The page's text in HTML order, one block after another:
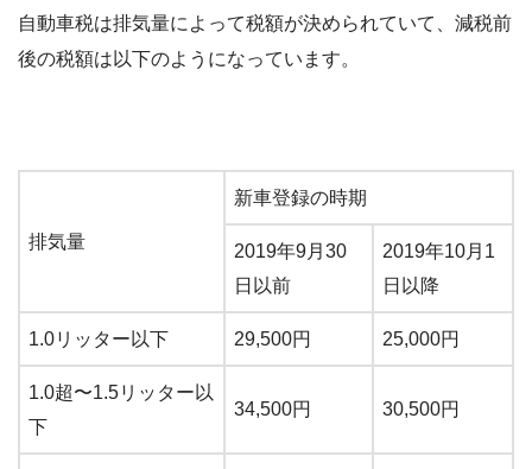
自動車税は排気量によって税額が決められていて、減税前
後の税額は以下のようになっています。
排気量
新車登録の時期
2019年9月30
日以前
2019年10月1
日以降
1.0リッター以下 29,500円 25,000円
1.0超〜1.5リッター以
下
34,500円 30,500円